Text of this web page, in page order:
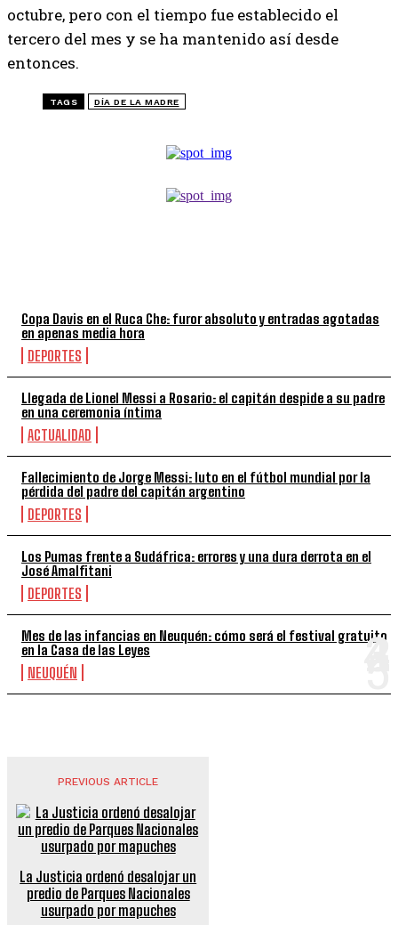
Copa Davis en el Ruca Che: furor absoluto y entradas agotadas
en apenas media hora
DEPORTES
Llegada de Lionel Messi a Rosario: el capitán despide a su padre
en una ceremonia íntima
ACTUALIDAD
Fallecimiento de Jorge Messi: luto en el fútbol mundial por la
pérdida del padre del capitán argentino
DEPORTES
Los Pumas frente a Sudáfrica: errores y una dura derrota en el
José Amalfitani
DEPORTES
Mes de las infancias en Neuquén: cómo será el festival gratuito
en la Casa de las Leyes
NEUQUÉN
octubre, pero con el tiempo fue establecido el
tercero del mes y se ha mantenido así desde
entonces.
TAGS DÍA DE LA MADRE
PREVIOUS ARTICLE
La Justicia ordenó desalojar un
predio de Parques Nacionales
usurpado por mapuches